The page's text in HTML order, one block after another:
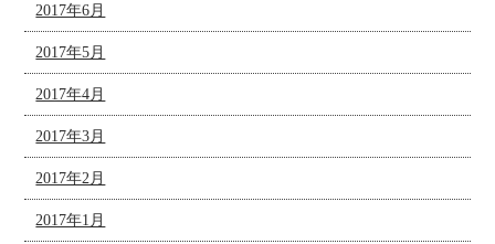
2017年6月
2017年5月
2017年4月
2017年3月
2017年2月
2017年1月